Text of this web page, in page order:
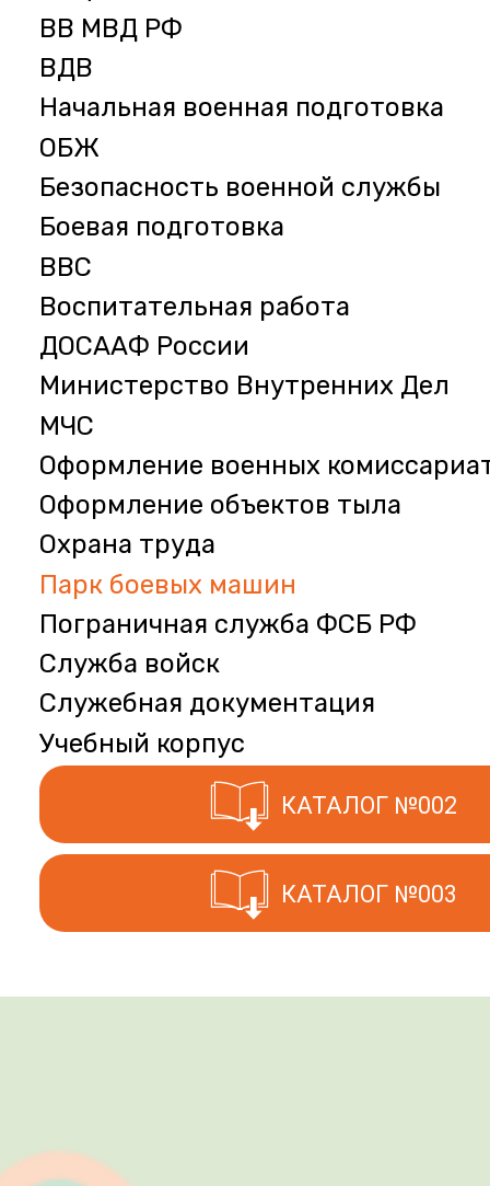
ВВ МВД РФ
ВДВ
Начальная военная подготовка
ОБЖ
Безопасность военной службы
Боевая подготовка
ВВС
Воспитательная работа
ДОСААФ России
Министерство Внутренних Дел
МЧС
Оформление военных
Оформление объектов тыла
Охрана труда
Парк боевых машин
Пограничная служба ФСБ РФ
Служба войск
Служебная документация
Учебный корпус
КАТАЛОГ №002
КАТАЛОГ №003